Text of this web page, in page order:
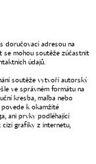
doručovací adresou na
se mohou soutěže zúčastnit
údajů.
soutěže vytvoří autorský
ve správném formátu na
kresba, malba nebo
povede k okamžité
ani prvky podléhající
grafiky z internetu,